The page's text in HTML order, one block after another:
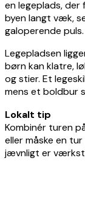
en legeplads, der
byen langt væk,
galoperende puls.
Legepladsen
børn kan klatre,
og stier. Et
mens et boldbur
Lokalt tip
Kombinér turen
eller måske en
jævnligt er